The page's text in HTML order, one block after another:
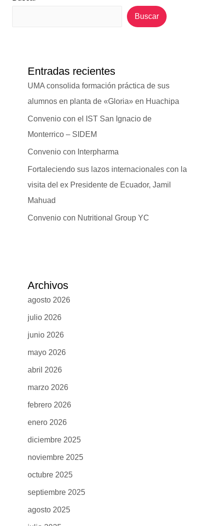
Buscar
Entradas recientes
UMA consolida formación práctica de sus
alumnos en planta de «Gloria» en Huachipa
Convenio con el IST San Ignacio de
Monterrico – SIDEM
Convenio con Interpharma
Fortaleciendo sus lazos internacionales con la
visita del ex Presidente de Ecuador, Jamil
Mahuad
Convenio con Nutritional Group YC
Archivos
agosto 2026
julio 2026
junio 2026
mayo 2026
abril 2026
marzo 2026
febrero 2026
enero 2026
diciembre 2025
noviembre 2025
octubre 2025
septiembre 2025
agosto 2025